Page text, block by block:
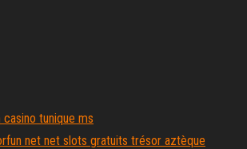
tunique ms
net net slots gratuits trésor aztèque